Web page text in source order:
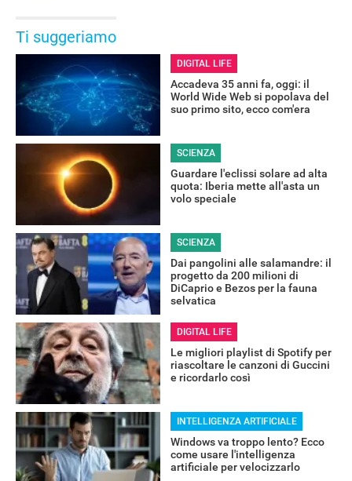
RECENSIONI
Ti suggeriamo
DIGITAL LIFE
Accadeva 35 anni fa, oggi: il
World Wide Web si popolava del
suo primo sito, ecco com'era
SCIENZA
Guardare l'eclissi solare ad alta
quota: Iberia mette all'asta un
volo speciale
SCIENZA
Dai pangolini alle salamandre: il
progetto da 200 milioni di
DiCaprio e Bezos per la fauna
selvatica
DIGITAL LIFE
Le migliori playlist di Spotify per
riascoltare le canzoni di Guccini
e ricordarlo così
INTELLIGENZA ARTIFICIALE
Windows va troppo lento? Ecco
come usare l'intelligenza
artificiale per velocizzarlo